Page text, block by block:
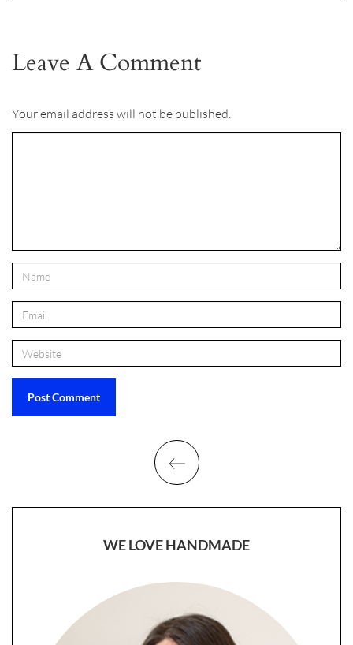
Leave A Comment
Your email address will not be published.
WE LOVE HANDMADE